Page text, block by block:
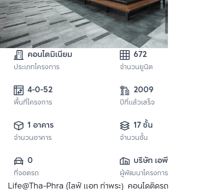
คอนโดมิเนียม
ประเภทโครงการ
672
จำนวนยูนิต
พื้นที่โครงการ
2009
ปีที่แล้วเสร็จ
1 อาคาร
จำนวนอาคาร
17 ชั้น
จำนวนชั้น
0
ที่จอดรถ
บริษัท เอพี (ไทย
แลนด์)
ผู้พัฒนาโครงการ
Life@Tha-Phra (ไลฟ์ แอท ท่าพระ) คอนโดติดรถไฟฟ้า BTS